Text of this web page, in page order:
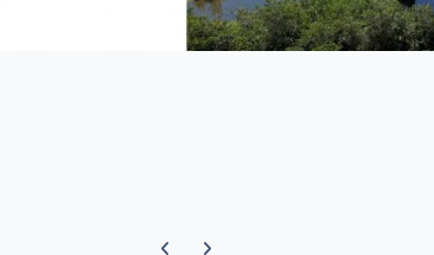
Предыдущий слайд карусели
Следующий слайд карусели